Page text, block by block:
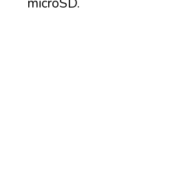
microSD.